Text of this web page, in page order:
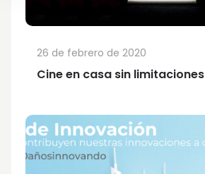
Cine en casa sin limitaciones
26 de febrero de 2020